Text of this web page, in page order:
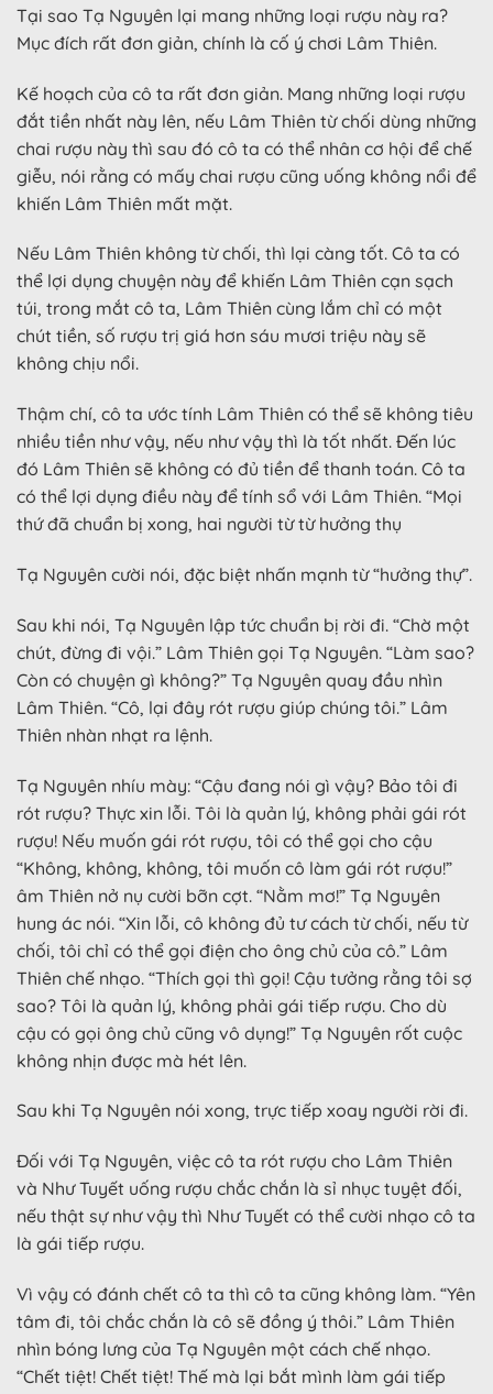
Tại sao Tạ Nguyên lại mang những loại rượu này ra?
Mục đích rất đơn giản, chính là cố ý chơi Lâm Thiên.
Kế hoạch của cô ta rất đơn giản. Mang những loại rượu
đắt tiền nhất này lên, nếu Lâm Thiên từ chối dùng những
chai rượu này thì sau đó cô ta có thể nhân cơ hội để chế
giễu, nói rằng có mấy chai rượu cũng uống không nổi để
khiến Lâm Thiên mất mặt.
Nếu Lâm Thiên không từ chối, thì lại càng tốt. Cô ta có
thể lợi dụng chuyện này để khiến Lâm Thiên cạn sạch
túi, trong mắt cô ta, Lâm Thiên cùng lắm chỉ có một
chút tiền, số rượu trị giá hơn sáu mươi triệu này sẽ
không chịu nổi.
Thậm chí, cô ta ước tính Lâm Thiên có thể sẽ không tiêu
nhiều tiền như vậy, nếu như vậy thì là tốt nhất. Đến lúc
đó Lâm Thiên sẽ không có đủ tiền để thanh toán. Cô ta
có thể lợi dụng điều này để tính sổ với Lâm Thiên. “Mọi
thứ đã chuẩn bị xong, hai người từ từ hưởng thụ
Tạ Nguyên cười nói, đặc biệt nhấn mạnh từ “hưởng thự”.
Sau khi nói, Tạ Nguyên lập tức chuẩn bị rời đi. “Chờ một
chút, đừng đi vội.” Lâm Thiên gọi Tạ Nguyên. “Làm sao?
Còn có chuyện gì không?” Tạ Nguyên quay đầu nhìn
Lâm Thiên. “Cô, lại đây rót rượu giúp chúng tôi.” Lâm
Thiên nhàn nhạt ra lệnh.
Tạ Nguyên nhíu mày: “Cậu đang nói gì vậy? Bảo tôi đi
rót rượu? Thực xin lỗi. Tôi là quản lý, không phải gái rót
rượu! Nếu muốn gái rót rượu, tôi có thể gọi cho cậu
“Không, không, không, tôi muốn cô làm gái rót rượu!”
âm Thiên nở nụ cười bỡn cợt. “Nằm mơ!” Tạ Nguyên
hung ác nói. “Xin lỗi, cô không đủ tư cách từ chối, nếu từ
chối, tôi chỉ có thể gọi điện cho ông chủ của cô.” Lâm
Thiên chế nhạo. “Thích gọi thì gọi! Cậu tưởng rằng tôi sợ
sao? Tôi là quản lý, không phải gái tiếp rượu. Cho dù
cậu có gọi ông chủ cũng vô dụng!” Tạ Nguyên rốt cuộc
không nhịn được mà hét lên.
Sau khi Tạ Nguyên nói xong, trực tiếp xoay người rời đi.
Đối với Tạ Nguyên, việc cô ta rót rượu cho Lâm Thiên
và Như Tuyết uống rượu chắc chắn là sỉ nhục tuyệt đối,
nếu thật sự như vậy thì Như Tuyết có thể cười nhạo cô ta
là gái tiếp rượu.
Vì vậy có đánh chết cô ta thì cô ta cũng không làm. “Yên
tâm đi, tôi chắc chắn là cô sẽ đồng ý thôi.” Lâm Thiên
nhìn bóng lưng của Tạ Nguyên một cách chế nhạo.
“Chết tiệt! Chết tiệt! Thế mà lại bắt mình làm gái tiếp